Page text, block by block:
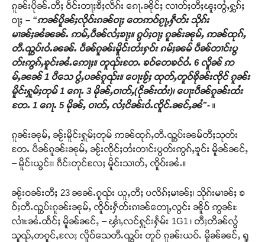
ၵူၼ်းပိုၼ်ႉတီႈ ဝဵင်းတႃႈၶီႈလဵၵ်း ၵေႃႉၼိုင်ႈ လၢတ်ႈတီႈၽူႈတွႆႇႁွၵ်ႈ
ဝႃႈ – “ဢၼ်ပိူၼ်ႈလိုဝ်းၵၼ်ဝႃႈ တေဢဝ်ၵႂႃႇႁဵတ်း သိုၵ်း
မၢၼ်ႈၼႆၼၼ်ႉ ဢမ်ႇပဵၼ်လႆႈၶႃႈ။ ၵွပ်ႈဝႃႈ ၵူၼ်းၼုမ်ႇ ဢၼ်ထုၵ်ႇ
တီႉၺွပ်းဝႆႉၼၼ်ႉ ပဵၼ်ၵူၼ်းမိူင်းတႆးႁဝ်း ၵမ်ႈၼမ် ပဵၼ်တၢင်းပွ
တ်းဢွၵ်ႇၶူင်းၼႆႉဢေႃႈ။ တူၺ်းတႄႉ ၶဝ်တေၶင်ဝႆႉ 6 လိူၼ် ဢ
မ်ႇၼၼ် 1 ပီသေ ပွႆႇပၼ်ၵူၺ်း။ ပေႃးၶႂ်ႈ ထုတ်ႇတူဝ်ၶိုၼ်းၸိုင် ၵူၼ်း
မိူင်းႁူမ်ႈတုမ် 1 ၵေႃႉ 3 မိုၼ်ႇဝၢတ်ႇ(ငိုၼ်းထႆး)၊ ပေႃးပဵၼ်ၵူၼ်းထႆး
တႄႉ 1 ၵေႃႉ 5 မိုၼ်ႇ ဝၢတ်ႇ လႆႈငိၼ်းဝႆႉၸိူင်ႉၼင်ႇၼႆ”- ။
ၵူၼ်းၼုမ်ႇ ၼႂ်းမိူင်းႁူမ်ႈတုမ် ဢၼ်ထုၵ်ႇတီႉၺွပ်းၼမ်တီႈသုတ်း
တႄႉ ပဵၼ်ၵူၼ်းၼုမ်ႇ ၼႂ်းၸိုင်ႈတႆးတၢင်းပွတ်းဢွၵ်ႇၶူင်း မိူၼ်ၼင်ႇ
– မိူင်းယွင်း၊ ၵဵင်းတုင်လႄႈ မိူင်းသၢတ်ႇ ၸိူဝ်းၼႆႉ။
ၼႂ်းဝၼ်းတီႈ 23 ၼၼ်ႉၵူၺ်း ယူႇတီႈ ပလိၵ်ႈမၢၼ်ႈ၊ သိုၵ်းမၢၼ်ႈ ၶ
ဝ်ႈတီႉၺွပ်းၵူၼ်းၼုမ်ႇ ၸိူဝ်းႁဵတ်းၵၢၼ်တေႃႇလွင်း ၼိူဝ် ဢွၼ်ႊ
လၢႆႊၼႆႉထႅင်ႈ မိူၼ်ၼင်ႇ – ၾၢႆႇလင်ႁူင်းႁႅမ်း 1G1 ၊ တီႈတိၼ်လွႆ
သူၺ်ႇတၵူင်ႇလႄႈ လိူဝ်သေတီႉၺွပ်း တူဝ် ၵူၼ်းယဝ်ႉ မိူၼ်ၼင်ႇ ရူ